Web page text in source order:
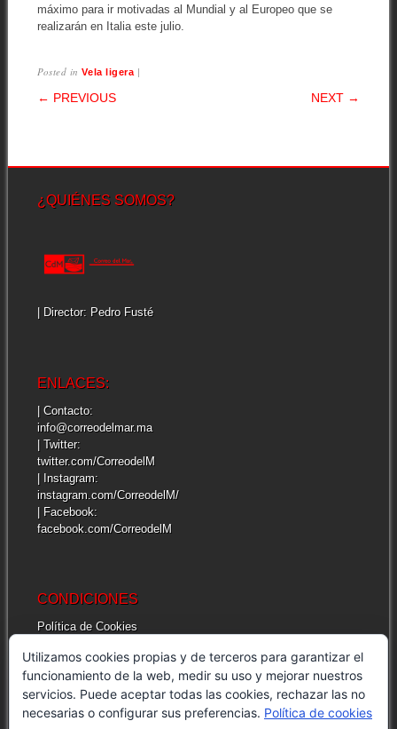
máximo para ir motivadas al Mundial y al Europeo que se
realizarán en Italia este julio.
Posted inVela ligera |
POST NAVIGATION
← PREVIOUS NEXT →
¿QUIÉNES SOMOS?
| Director: Pedro Fusté
ENLACES:
| Contacto:
info@correodelmar.ma
| Twitter:
twitter.com/CorreodelM
| Instagram:
instagram.com/CorreodelM/
| Facebook:
facebook.com/CorreodelM
CONDICIONES
Política de Cookies
Cuestiones legales de interés
INFORMACIÓN GENERAL
Utilizamos cookies propias y de terceros para garantizar el
funcionamiento de la web, medir su uso y mejorar nuestros
servicios. Puede aceptar todas las cookies, rechazar las no
necesarias o configurar sus preferencias. Política de cookies